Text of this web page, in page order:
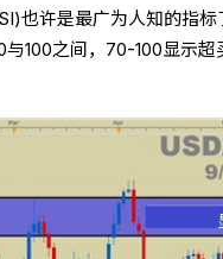
也许是最广为人知的指
与100之间，70-100显示